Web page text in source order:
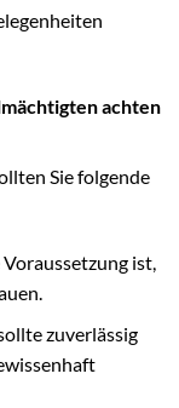
achten
Sie folgende
ist,
zuverlässig